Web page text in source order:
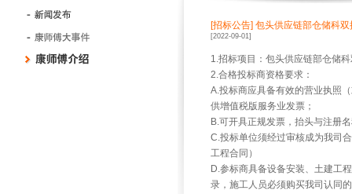
[招标公告] 包头供应链部仓储科
[2022-09-01]
1.招标项目：包头供应链部仓储
2.合格投标商资格要求：
A.投标商应具备有效的营业执照
供增值税版服务业发票；
B.可开具正规发票，抬头与注册
C.投标单位须经过审核成为我司
工程合同）
D.参标商具备设备安装、土建工
录，施工人员必须购买我司认同